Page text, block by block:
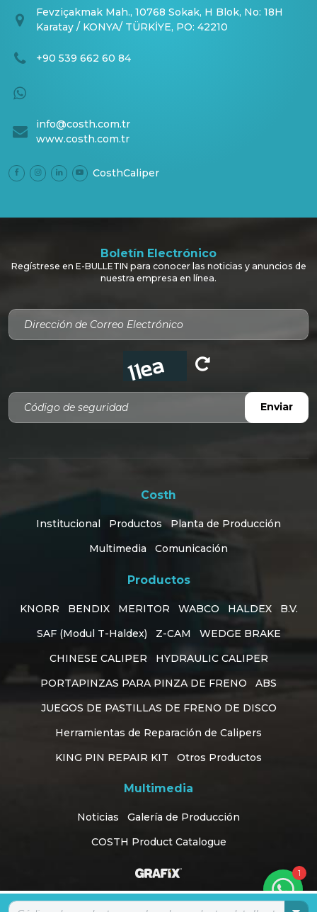
Fevziçakmak Mah., 10768 Sokak, H Blok, No: 18H
Karatay / KONYA/ TÜRKİYE, PO: 42210
+90 539 662 60 84
info@costh.com.tr
www.costh.com.tr
CosthCaliper
Boletín Electrónico
Regístrese en E-BULLETIN para conocer las noticias y anuncios de
nuestra empresa en línea.
Código de seguridad
Enviar
Costh
Institucional Productos
Planta de Producción
Multimedia
Comunicación
Productos
KNORR BENDIX MERITOR WABCO HALDEX
B.V.
SAF (Modul T-Haldex)
Z-CAM
WEDGE BRAKE
CHINESE CALIPER
HYDRAULIC CALIPER
PORTAPINZAS PARA PINZA DE FRENO
ABS
JUEGOS DE PASTILLAS DE FRENO DE DISCO
Herramientas de Reparación de Calipers
KING PIN REPAIR KIT
Otros Productos
Multimedia
Noticias
Galería de Producción
COSTH Product Catalogue
Diseño Web Konya 1
Customer Support